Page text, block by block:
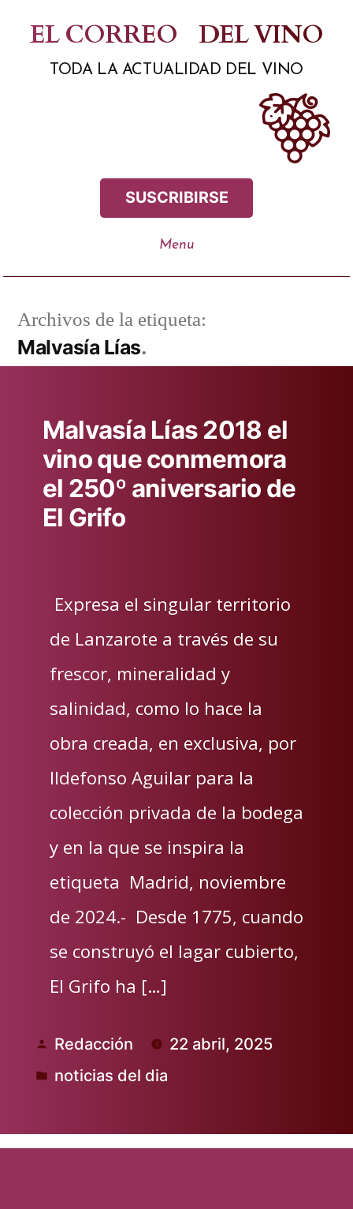
contenido
EL CORREO DEL VINO
TODA LA ACTUALIDAD DEL VINO
SUSCRIBIRSE
Archivos de la etiqueta:
Malvasía Lías
Malvasía Lías 2018 el
vino que conmemora
el 250º aniversario de
El Grifo
Expresa el singular territorio
de Lanzarote a través de su
frescor, mineralidad y
salinidad, como lo hace la
obra creada, en exclusiva, por
Ildefonso Aguilar para la
colección privada de la bodega
y en la que se inspira la
etiqueta Madrid, noviembre
de 2024.- Desde 1775, cuando
se construyó el lagar cubierto,
El Grifo ha […]
Publicado
por
Redacción 22 abril, 2025
Publicado
noticias del dia